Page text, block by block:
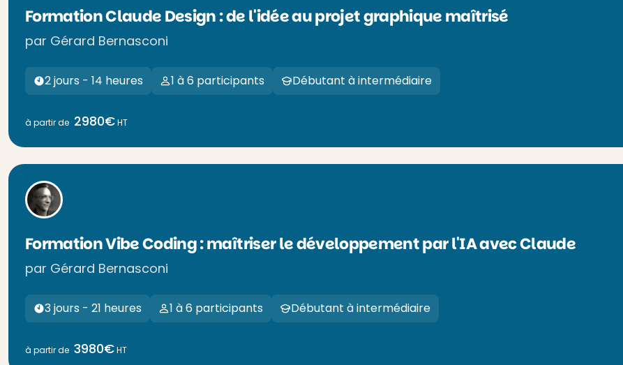
Formation Claude Design : de l'idée au projet graphique maîtrisé
par Gérard Bernasconi
2 jours - 14 heures 1 à 6 participants Débutant à intermédiaire
à partir de 2980€HT
Formation Vibe Coding : maîtriser le développement par l'IA avec Claude
par Gérard Bernasconi
3 jours - 21 heures 1 à 6 participants Débutant à intermédiaire
à partir de 3980€HT